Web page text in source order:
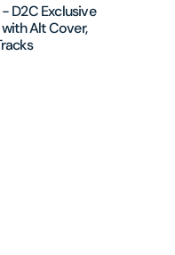
D2C Exclusive
Alt Cover,